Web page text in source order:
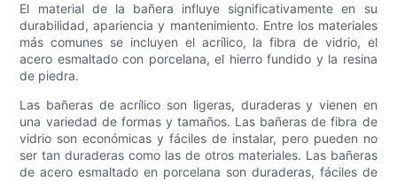
El material de la bañera influye significativamente en su
durabilidad, apariencia y mantenimiento. Entre los materiales
más comunes se incluyen el acrílico, la fibra de vidrio, el
acero esmaltado con porcelana, el hierro fundido y la resina
de piedra.
Las bañeras de acrílico son ligeras, duraderas y vienen en
una variedad de formas y tamaños. Las bañeras de fibra de
vidrio son económicas y fáciles de instalar, pero pueden no
ser tan duraderas como las de otros materiales. Las bañeras
de acero esmaltado en porcelana son duraderas, fáciles de